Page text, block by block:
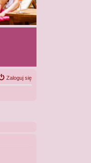
Zaloguj się